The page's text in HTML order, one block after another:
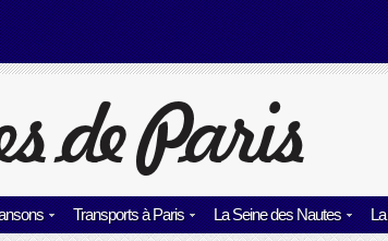
Transports à Paris La Seine des Nautes La